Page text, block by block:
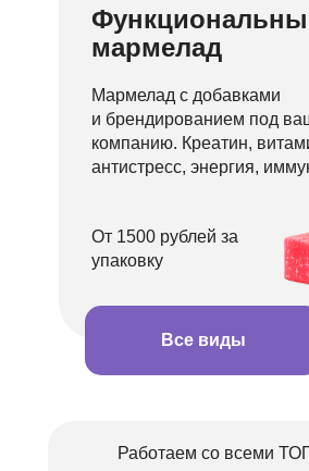
Работаем со всеми
Все виды
мармелад
Мармелад с добавками
и брендированием под
компанию. Креатин,
антистресс, энергия,
От 1500 рублей за
упаковку